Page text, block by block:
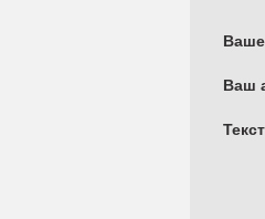
Ваш